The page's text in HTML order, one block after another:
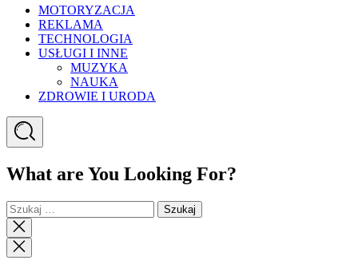
MOTORYZACJA
REKLAMA
TECHNOLOGIA
USŁUGI I INNE
MUZYKA
NAUKA
ZDROWIE I URODA
Search
What are You Looking For?
Szukaj:
Close
search
Close
Menu